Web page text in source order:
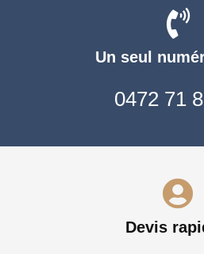
Un seul
0472 71
Devis